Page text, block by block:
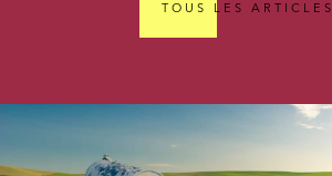
TOUS LES ARTICLES